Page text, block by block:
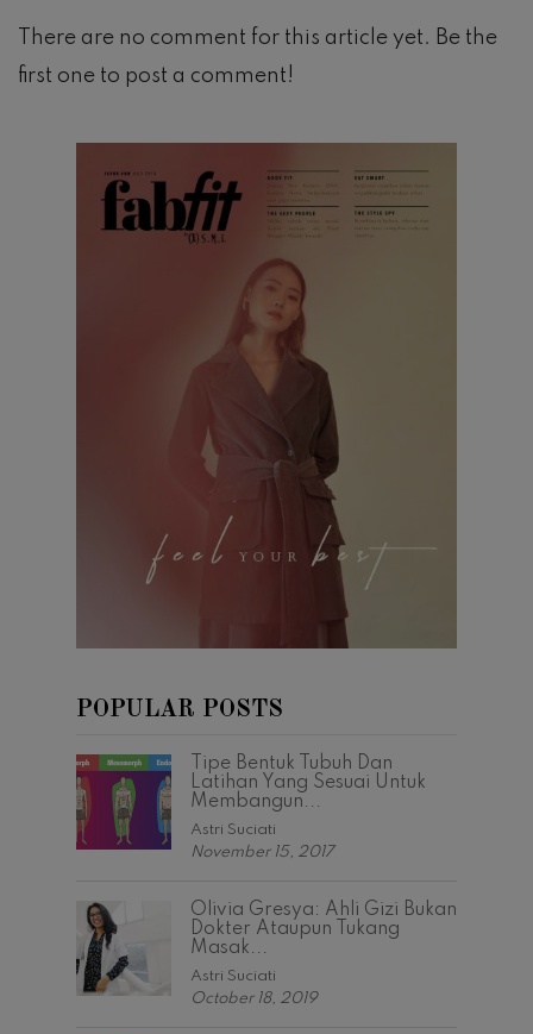
There are no comment for this article yet. Be the
first one to post a comment!
POPULAR POSTS
Tipe Bentuk Tubuh Dan
Latihan Yang Sesuai Untuk
Membangun...
Astri Suciati
November 15, 2017
Olivia Gresya: Ahli Gizi Bukan
Dokter Ataupun Tukang
Masak...
Astri Suciati
October 18, 2019